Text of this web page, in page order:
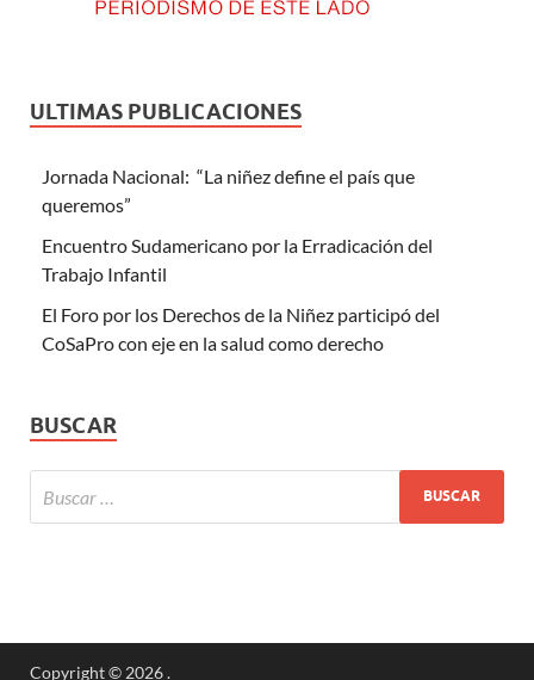
ULTIMAS PUBLICACIONES
Jornada Nacional: “La niñez define el país que
queremos”
Encuentro Sudamericano por la Erradicación del
Trabajo Infantil
El Foro por los Derechos de la Niñez participó del
CoSaPro con eje en la salud como derecho
BUSCAR
Copyright © 2026.